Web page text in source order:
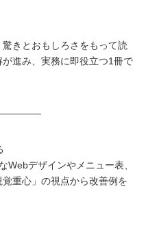
きとおもしろさをもって読
進み、実務に即役立つ1冊で
Webデザインやメニュー表、
重心」の視点から改善例を